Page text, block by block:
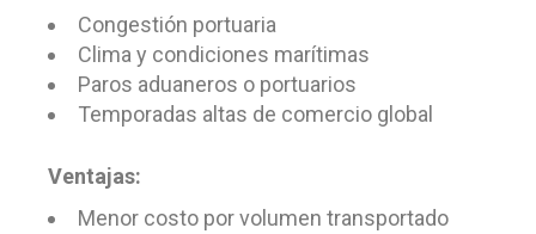
Congestión portuaria
Clima y condiciones marítimas
Paros aduaneros o portuarios
Temporadas altas de comercio global
Ventajas:
Menor costo por volumen transportado